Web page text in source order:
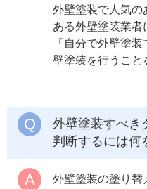
外壁塗装で人気の
ある外壁塗装業
「自分で外壁塗
壁塗装を行うこと
外壁塗装すべき
判断するには何
外壁塗装の塗り替